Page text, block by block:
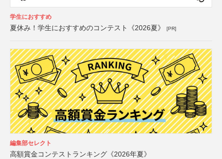
学生におすすめ
夏休み！学生におすすめのコンテスト《2026夏》 [PR]
編集部セレクト
高額賞金コンテストランキング《2026年夏》